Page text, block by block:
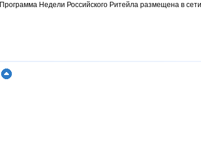
Программа Недели Российского Ритейла размещена в